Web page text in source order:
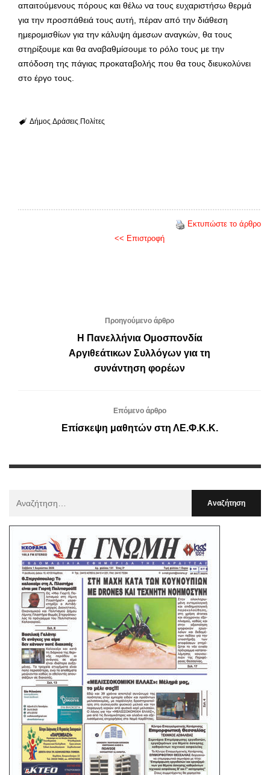
απαιτούμενους πόρους και θέλω να τους ευχαριστήσω θερμά
για την προσπάθειά τους αυτή, πέραν από την διάθεση
ημερομισθίων για την κάλυψη άμεσων αναγκών, θα τους
στηρίξουμε και θα αναβαθμίσουμε το ρόλο τους με την
απόδοση της πάγιας προκαταβολής που θα τους διευκολύνει
στο έργο τους.
Δήμος Δράσεις Πολίτες
Εκτυπώστε το άρθρο
<< Επιστροφή
Προηγούμενο άρθρο
Η Πανελλήνια Ομοσπονδία
Αργιθεάτικων Συλλόγων για τη
συνάντηση φορέων
Επόμενο άρθρο
Επίσκεψη μαθητών στη ΛΕ.Φ.Κ.Κ.
: